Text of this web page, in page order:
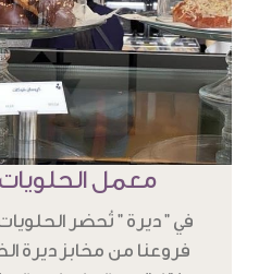
معمل
في " ديرة " تُحضر
فروعنا من مخابز ديرة